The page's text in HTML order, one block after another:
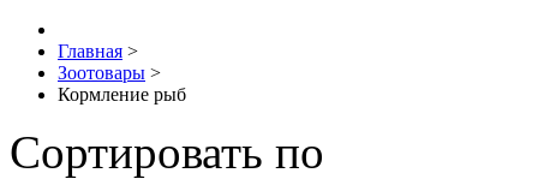
Главная >
Зоотовары >
Кормление рыб
Сортировать по